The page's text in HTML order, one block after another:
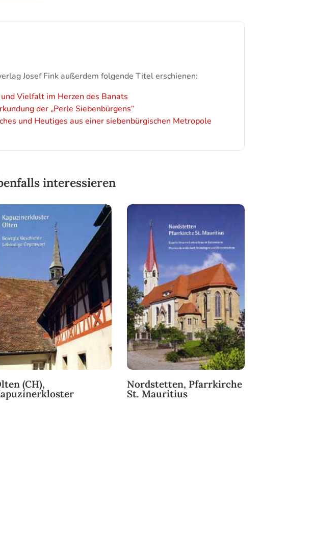
Josef Fink außerdem folgende Titel erschienen:
Vielfalt im Herzen des Banats
der „Perle Siebenbürgens“
und Heutiges aus einer siebenbürgischen Metropole
interessieren
(CH), Nordstetten, Pfarrkirche
St. Mauritius